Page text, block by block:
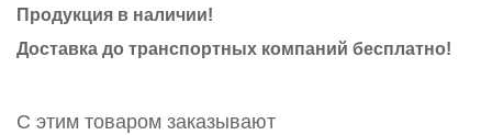
Продукция в наличии!
Доставка до транспортных компаний бесплатно!
С этим товаром заказывают